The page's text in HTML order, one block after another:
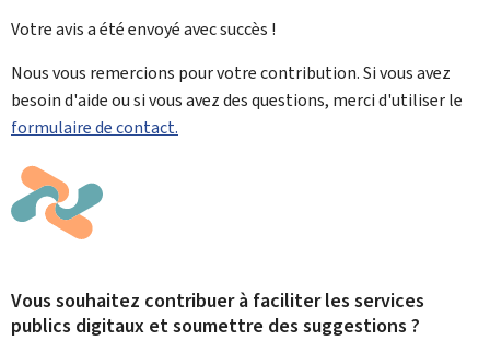
Votre avis a été envoyé avecsuccès !
Nous vous remercions pour votre contribution. Si vous avez
besoin d'aide ou si vous avez des questions, merci d'utiliser le
formulaire de contact.
Vous souhaitez contribuer à faciliter les services
publics digitaux et soumettre des suggestions ?